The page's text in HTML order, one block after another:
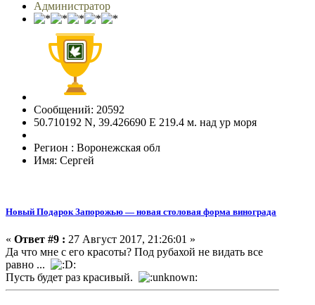
Администратор
Сообщений: 20592
50.710192 N, 39.426690 E 219.4 м. над ур моря
Регион : Воронежская обл
Имя: Сергей
Новый Подарок Запорожью — новая столовая форма винограда
« Ответ #9 : 27 Август 2017, 21:26:01 »
Да что мне с его красоты? Под рубахой не видать все
равно ...
Пусть будет раз красивый.